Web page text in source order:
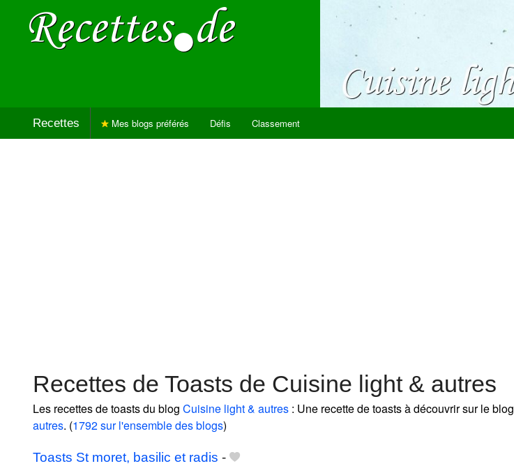
Recettes Mes blogs préférés Défis Classement
Recettes de Toasts de Cuisine light & autres
Les recettes de toasts du blog Cuisine light & autres : Une recette de toasts à découvrir sur le blog
autres. (1792 sur l'ensemble des blogs)
Toasts St moret, basilic et radis -